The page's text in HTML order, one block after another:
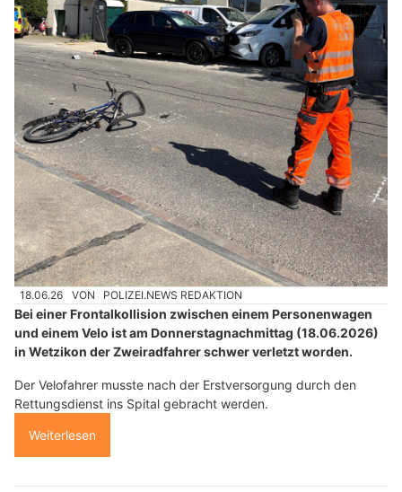
18.06.26 VON POLIZEI.NEWS REDAKTION
Bei einer Frontalkollision zwischen einem Personenwagen
und einem Velo ist am Donnerstagnachmittag (18.06.2026)
in Wetzikon der Zweiradfahrer schwer verletzt worden.
Der Velofahrer musste nach der Erstversorgung durch den
Rettungsdienst ins Spital gebracht werden.
Weiterlesen